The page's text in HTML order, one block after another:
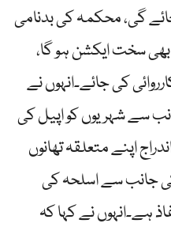
گی، محکمہ کی بدنامی
سخت ایکشن ہو گا،
کی جائے۔انہوں نے
سے شہریوں کو اپیل کی
اپنے متعلقہ تھانوں
جانب سے اسلحہ کی
ف کا نفاذ ہے۔انہوں نے کہا کہ